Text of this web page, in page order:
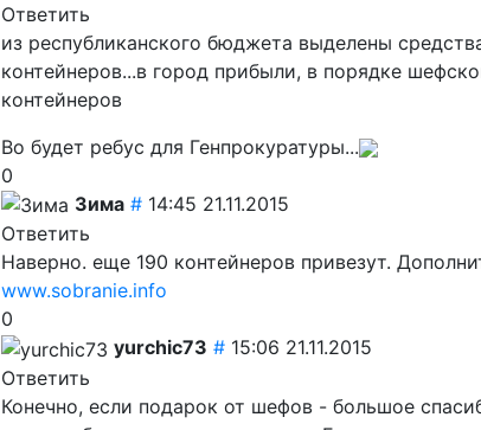
Ответить
из республиканского бюджета выделены
контейнеров...в город прибыли, в порядке
контейнеров
Во будет ребус для Генпрокуратуры...
0
Зима # 14:45 21.11.2015
Ответить
Наверно. еще 190 контейнеров привезут.
www.sobranie.info
0
yurchic73 # 15:06 21.11.2015
Ответить
Конечно, если подарок от шефов - большое